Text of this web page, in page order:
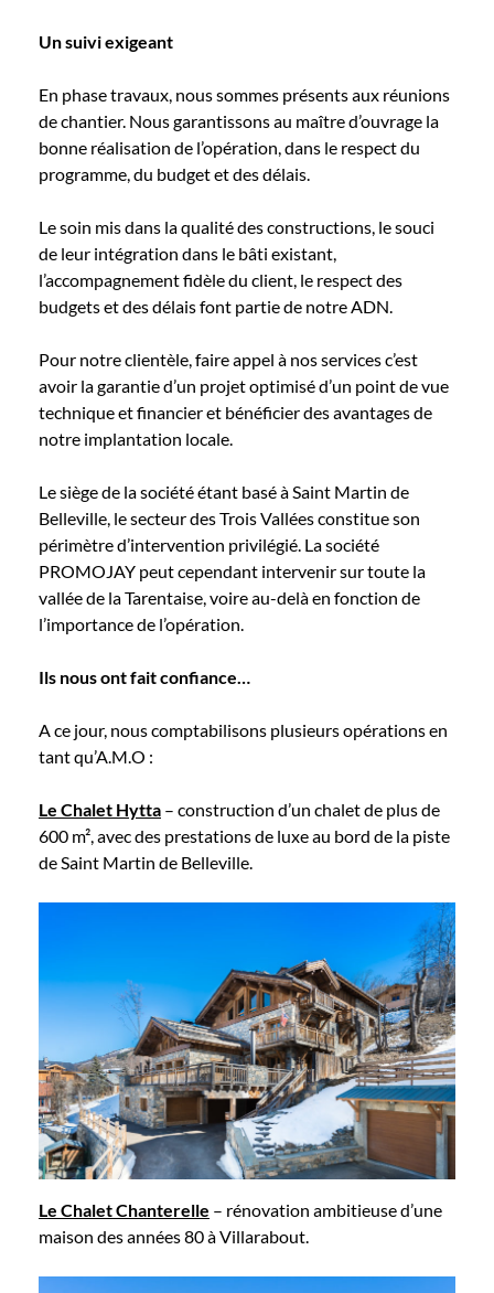
Un suivi exigeant
En phase travaux, nous sommes présents aux réunions
de chantier. Nous garantissons au maître d’ouvrage la
bonne réalisation de l’opération, dans le respect du
programme, du budget et des délais.
Le soin mis dans la qualité des constructions, le souci
de leur intégration dans le bâti existant,
l’accompagnement fidèle du client, le respect des
budgets et des délais font partie de notre ADN.
Pour notre clientèle, faire appel à nos services c’est
avoir la garantie d’un projet optimisé d’un point de vue
technique et financier et bénéficier des avantages de
notre implantation locale.
Le siège de la société étant basé à Saint Martin de
Belleville, le secteur des Trois Vallées constitue son
périmètre d’intervention privilégié. La société
PROMOJAY peut cependant intervenir sur toute la
vallée de la Tarentaise, voire au-delà en fonction de
l’importance de l’opération.
Ils nous ont fait confiance…
A ce jour, nous comptabilisons plusieurs opérations en
tant qu’A.M.O :
Le Chalet Hytta – construction d’un chalet de plus de
600 m², avec des prestations de luxe au bord de la piste
de Saint Martin de Belleville.
Le Chalet Chanterelle – rénovation ambitieuse d’une
maison des années 80 à Villarabout.